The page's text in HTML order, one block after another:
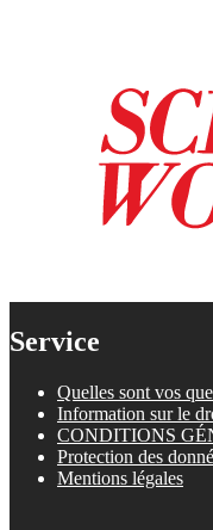
Service
Quelles sont vos
Information sur le
CONDITIONS
Protection des
Mentions légales